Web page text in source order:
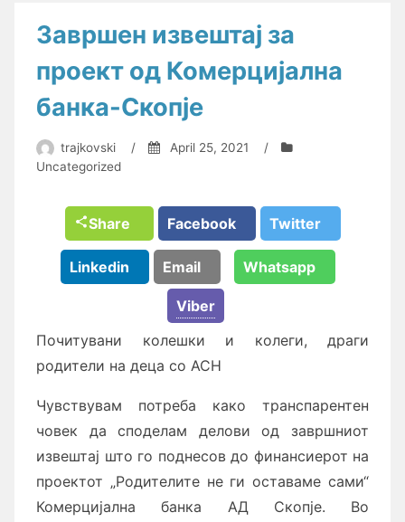
Завршен извештај за
проект од Комерцијална
банка-Скопје
trajkovski / April 25, 2021
/
Uncategorized
Share Facebook Twitter
Linkedin Email Whatsapp
Viber
Почитувани колешки и колеги, драги
родители на деца со АСН
Чувствувам потреба како транспарентен
човек да споделам делови од завршниот
извештај што го поднесов до финансиерот на
проектот „Родителите не ги оставаме сами“
Комерцијална банка АД Скопје. Во